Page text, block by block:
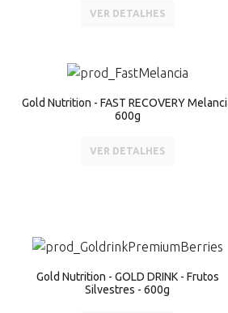
VER DETALHES
Gold Nutrition - FAST RECOVERY
600g
VER DETALHES
Gold Nutrition - GOLD DRINK - Frutos
Silvestres - 600g